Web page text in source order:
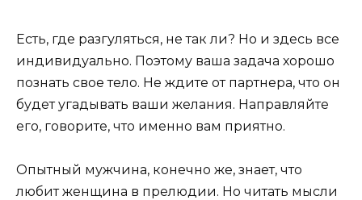
Есть, где разгуляться, не так ли? Но и здесь все
индивидуально. Поэтому ваша задача хорошо
познать свое тело. Не ждите от партнера, что он
будет угадывать ваши желания. Направляйте
его, говорите, что именно вам приятно.
Опытный мужчина, конечно же, знает, что
любит женщина в прелюдии. Но читать мысли